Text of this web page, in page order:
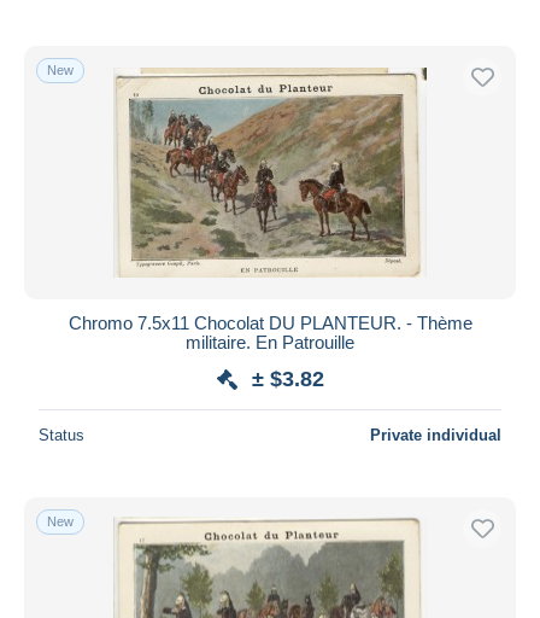
New
Chromo 7.5x11 Chocolat DU PLANTEUR. - Thème
militaire. En Patrouille
± $3.82
Status Private individual
New